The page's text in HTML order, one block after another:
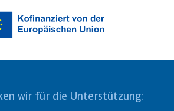
wir für die Unterstützung: